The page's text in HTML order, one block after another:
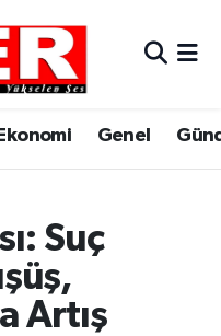
Ekonomi Genel
Suç
Artış
Fikstür